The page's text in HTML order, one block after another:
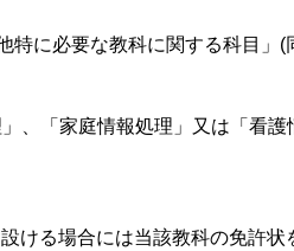
に必要な教科に関する科目」(
「家庭情報処理」又は「看護
る場合には当該教科の免許状